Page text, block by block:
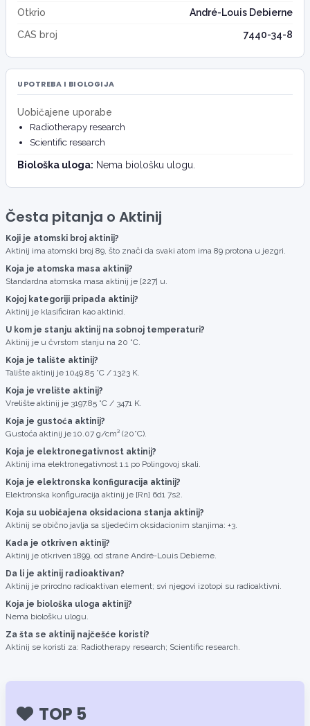
Otkrio
André-Louis Debierne
CAS broj
7440-34-8
UPOTREBA I BIOLOGIJA
Uobičajene uporabe
Radiotherapy research
Scientific research
Biološka uloga: Nema biološku ulogu.
Česta pitanja o Aktinij
Koji je atomski broj aktinij?
Aktinij ima atomski broj 89, što znači da svaki atom ima 89 protona u jezgri.
Koja je atomska masa aktinij?
Standardna atomska masa aktinij je [227] u.
Kojoj kategoriji pripada aktinij?
Aktinij je klasificiran kao aktinid.
U kom je stanju aktinij na sobnoj temperaturi?
Aktinij je u čvrstom stanju na 20 °C.
Koja je talište aktinij?
Talište aktinij je 1049.85 °C / 1323 K.
Koja je vrelište aktinij?
Vrelište aktinij je 3197.85 °C / 3471 K.
Koja je gustoća aktinij?
Gustoća aktinij je 10.07 g/cm³ (20°C).
Koja je elektronegativnost aktinij?
Aktinij ima elektronegativnost 1.1 po Polingovoj skali.
Koja je elektronska konfiguracija aktinij?
Elektronska konfiguracija aktinij je [Rn] 6d1 7s2.
Koja su uobičajena oksidaciona stanja aktinij?
Aktinij se obično javlja sa sljedećim oksidacionim stanjima: +3.
Kada je otkriven aktinij?
Aktinij je otkriven 1899, od strane André-Louis Debierne.
Da li je aktinij radioaktivan?
Aktinij je prirodno radioaktivan element; svi njegovi izotopi su radioaktivni.
Koja je biološka uloga aktinij?
Nema biološku ulogu.
Za šta se aktinij najčešće koristi?
Aktinij se koristi za: Radiotherapy research; Scientific research.
TOP 5